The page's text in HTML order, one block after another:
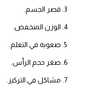
قصر الجسم.
الوزن المنخفض.
صعوبة في التعلم.
صغر حجم الرأس.
مشاكل في التركيز.